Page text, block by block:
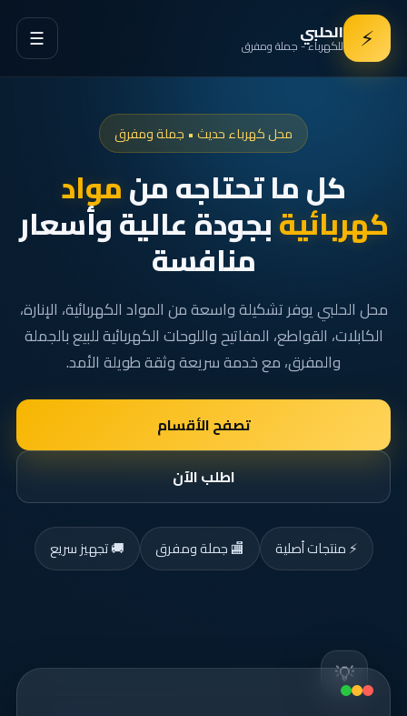
⚡ الحلبي
للكهرباء - جملة ومفرق ☰
محل كهرباء حديث • جملة ومفرق
كل ما تحتاجه منمواد
كهربائيةبجودة عالية وأسعار
منافسة
محل الحلبي يوفر تشكيلة واسعة من المواد الكهربائية، الإنارة،
الكابلات، القواطع، المفاتيح واللوحات الكهربائية للبيع بالجملة
والمفرق، مع خدمة سريعة وثقة طويلة الأمد.
تصفح الأقسام
اطلب الآن
⚡ منتجات أصلية 🏬 جملة ومفرق 🚚 تجهيز سريع
💡